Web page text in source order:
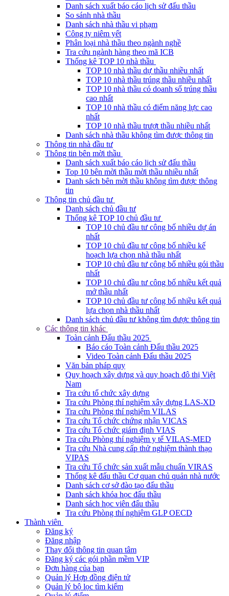
Danh sách xuất báo cáo lịch sử đấu thầu
So sánh nhà thầu
Danh sách nhà thầu vi phạm
Công ty niêm yết
Phân loại nhà thầu theo ngành nghề
Tra cứu ngành hàng theo mã ICB
Thống kê TOP 10 nhà thầu
TOP 10 nhà thầu dự thầu nhiều nhất
TOP 10 nhà thầu trúng thầu nhiều nhất
TOP 10 nhà thầu có doanh số trúng thầu
cao nhất
TOP 10 nhà thầu có điểm năng lực cao
nhất
TOP 10 nhà thầu trượt thầu nhiều nhất
Danh sách nhà thầu không tìm được thông tin
Thông tin nhà đầu tư
Thông tin bên mời thầu
Danh sách xuất báo cáo lịch sử đấu thầu
Top 10 bên mời thầu mời thầu nhiều nhất
Danh sách bên mời thầu không tìm được thông
tin
Thông tin chủ đầu tư
Danh sách chủ đầu tư
Thống kê TOP 10 chủ đầu tư
TOP 10 chủ đầu tư công bố nhiều dự án
nhất
TOP 10 chủ đầu tư công bố nhiều kế
hoạch lựa chọn nhà thầu nhất
TOP 10 chủ đầu tư công bố nhiều gói thầu
nhất
TOP 10 chủ đầu tư công bố nhiều kết quả
mở thầu nhất
TOP 10 chủ đầu tư công bố nhiều kết quả
lựa chọn nhà thầu nhất
Danh sách chủ đầu tư không tìm được thông tin
Các thông tin khác
Toàn cảnh Đấu thầu 2025
Báo cáo Toàn cảnh Đấu thầu 2025
Video Toàn cảnh Đấu thầu 2025
Văn bản pháp quy
Quy hoạch xây dựng và quy hoạch đô thị Việt
Nam
Tra cứu tổ chức xây dựng
Tra cứu Phòng thí nghiệm xây dựng LAS-XD
Tra cứu Phòng thí nghiệm VILAS
Tra cứu Tổ chức chứng nhận VICAS
Tra cứu Tổ chức giám định VIAS
Tra cứu Phòng thí nghiệm y tế VILAS-MED
Tra cứu Nhà cung cấp thử nghiệm thành thạo
VIPAS
Tra cứu Tổ chức sản xuất mẫu chuẩn VIRAS
Thống kê đấu thầu Cơ quan chủ quản nhà nước
Danh sách cơ sở đào tạo đấu thầu
Danh sách khóa học đấu thầu
Danh sách học viên đấu thầu
Tra cứu Phòng thí nghiệm GLP OECD
Thành viên
Đăng ký
Đăng nhập
Thay đổi thông tin quan tâm
Đăng ký các gói phần mềm VIP
Đơn hàng của bạn
Quản lý Hợp đồng điện tử
Quản lý bộ lọc tìm kiếm